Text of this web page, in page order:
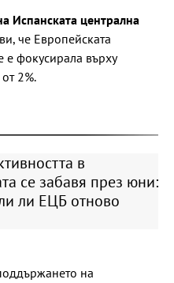
Испанската централна
че Европейската
е фокусирала върху
2%.
в
се забавя през юни:
ли ЕЦБ отново
на